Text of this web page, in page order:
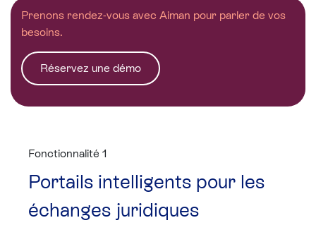
Prenons rendez-vous avec Aiman pour parler de vos
besoins.
Réservez une démo
Fonctionnalité 1
Portails intelligents pour les
échanges juridiques